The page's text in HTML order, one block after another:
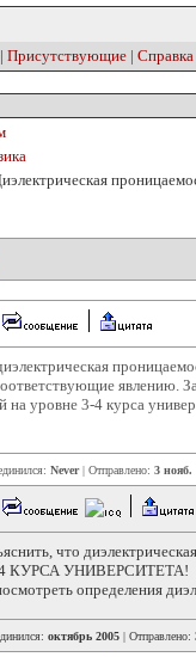
| Присутствующие | Справка
явлению.
на уровне 3-4 курса
Never| Отправлено: 3 нояб.
что
КУРСА УНИВЕРСИТЕТА!
определения
октябрь 2005 | Отправлено: